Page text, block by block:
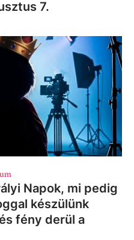
7.
Napok, mi pedig
készülünk
fény derül a